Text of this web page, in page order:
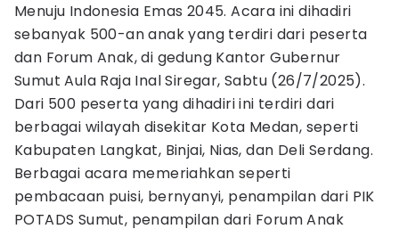
Menuju Indonesia Emas 2045. Acara ini dihadiri
sebanyak 500-an anak yang terdiri dari peserta
dan Forum Anak, di gedung Kantor Gubernur
Sumut Aula Raja Inal Siregar, Sabtu (26/7/2025).
Dari 500 peserta yang dihadiri ini terdiri dari
berbagai wilayah disekitar Kota Medan, seperti
Kabupaten Langkat, Binjai, Nias, dan Deli Serdang.
Berbagai acara memeriahkan seperti
pembacaan puisi, bernyanyi, penampilan dari PIK
POTADS Sumut, penampilan dari Forum Anak